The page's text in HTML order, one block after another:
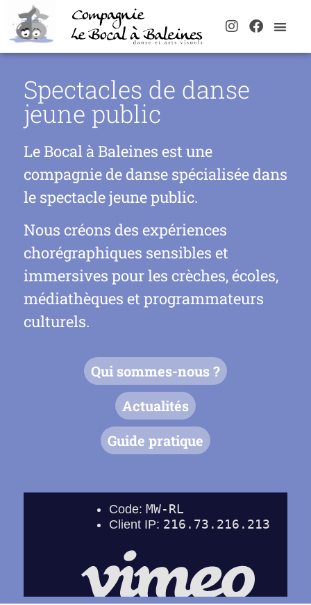
Spectacles de danse
jeune public
Le Bocal à Baleines est une
compagnie de danse spécialisée dans
le spectacle jeune public.
Nous créons des expériences
chorégraphiques sensibles et
immersives pour les crèches, écoles,
médiathèques et programmateurs
culturels.
Qui sommes-nous ?
Actualités
Guide pratique